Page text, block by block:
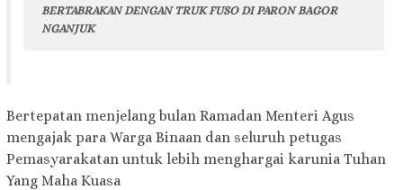
BERTABRAKAN DENGAN TRUK FUSO DI PARON BAGOR
NGANJUK
Bertepatan menjelang bulan Ramadan Menteri Agus
mengajak para Warga Binaan dan seluruh petugas
Pemasyarakatan untuk lebih menghargai karunia Tuhan
Yang Maha Kuasa